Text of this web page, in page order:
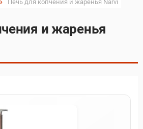
Печь для копчения и жаренья Narvi
и жаренья